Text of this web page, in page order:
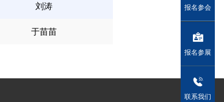
报名参会
报名参展
联系我们
刘涛
于苗苗